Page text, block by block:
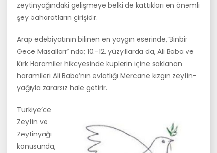
zeytinyağındaki gelişmeye belki de kattıkları en önemli
şey baharatların girişidir.
Arap edebiyatının bilinen en yay­gın eserinde,“Binbir
Gece Ma­salları” nda; 10.-12. yüzyıllarda da, Ali Baba ve
Kırk Haramiler hikayesinde küplerin içine sak­lanan
haramileri Ali Baba’nın evlatlığı Mercane kızgın zeytin­
yağıyla zararsız hale getirir.
Türkiye’de
Zeytin ve
Zeytinyağı
konusunda,